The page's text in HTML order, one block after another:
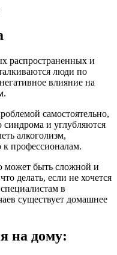
распространенных и
люди по
влияние на
самостоятельно,
и углубляются
алкоголизм,
к профессионалам.
может быть сложной и
делать, если не хочется
в
существует домашнее
на дому: